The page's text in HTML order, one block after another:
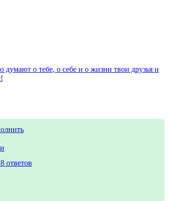
думают о тебе, о себе и о жизни твои друзья и
ответов